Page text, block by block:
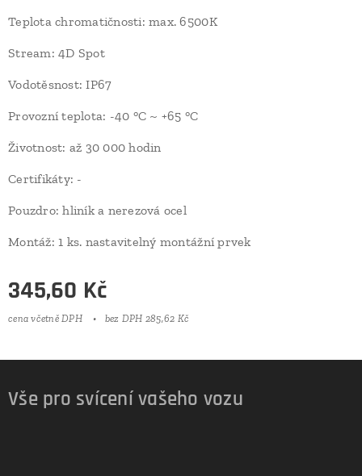
Teplota chromatičnosti: max. 6500K
Stream: 4D Spot
Vodotěsnost: IP67
Provozní teplota: -40 °C ~ +65 °C
Životnost: až 30 000 hodin
Certifikáty: -
Pouzdro: hliník a nerezová ocel
Montáž: 1 ks. nastavitelný montážní prvek
345,60 Kč
cena včetně DPH bez DPH 285,62 Kč
Vše pro svícení vašeho vozu